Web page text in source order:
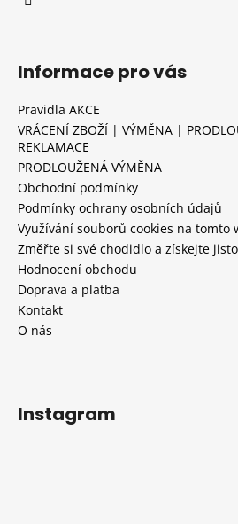
Informace pro vás
Pravidla AKCE
VRÁCENÍ ZBOŽÍ | VÝMĚNA |
REKLAMACE
PRODLOUŽENÁ VÝMĚNA
Obchodní podmínky
Podmínky ochrany osobních údajů
Využívání souborů cookies na tomto
Změřte si své chodidlo a získejte
Hodnocení obchodu
Doprava a platba
Kontakt
O nás
Instagram